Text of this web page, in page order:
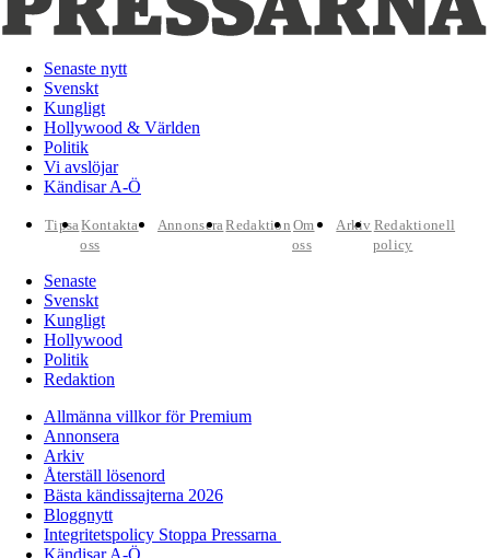
Senaste nytt
Svenskt
Kungligt
Hollywood & Världen
Politik
Vi avslöjar
Kändisar A-Ö
TipsaKontakta
oss
AnnonseraRedaktion Om
oss
Arkiv Redaktionell
policy
Senaste
Svenskt
Kungligt
Hollywood
Politik
Redaktion
Allmänna villkor för Premium
Annonsera
Arkiv
Återställ lösenord
Bästa kändissajterna 2026
Bloggnytt
Integritetspolicy Stoppa Pressarna
Kändisar A-Ö